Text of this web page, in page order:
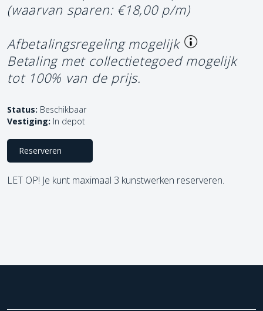
(waarvan sparen: €18,00 p/m)
Afbetalingsregeling mogelijk
Betaling met collectietegoed mogelijk
tot 100% van de prijs.
Status: Beschikbaar
Vestiging: In depot
Reserveren
LET OP! Je kunt maximaal 3 kunstwerken reserveren.